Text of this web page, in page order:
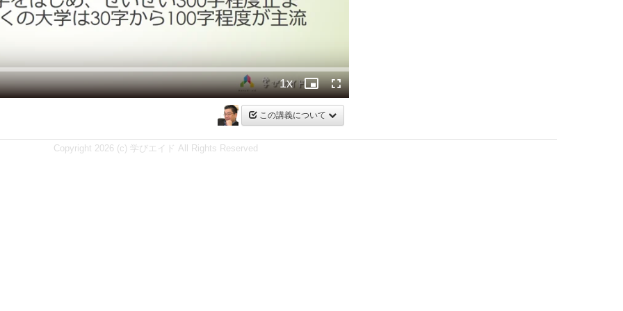
Video
1xPlayback
Rate
Picture-
in-
Picture
Fullscreen
この講義について
Copyright 2026 (c) 学びエイド All Rights Reserved